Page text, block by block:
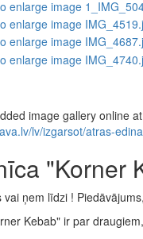
image gallery online
lv/izgarsot/atras-
"Korner
vai ņem līdzi !
Kebab" ir par